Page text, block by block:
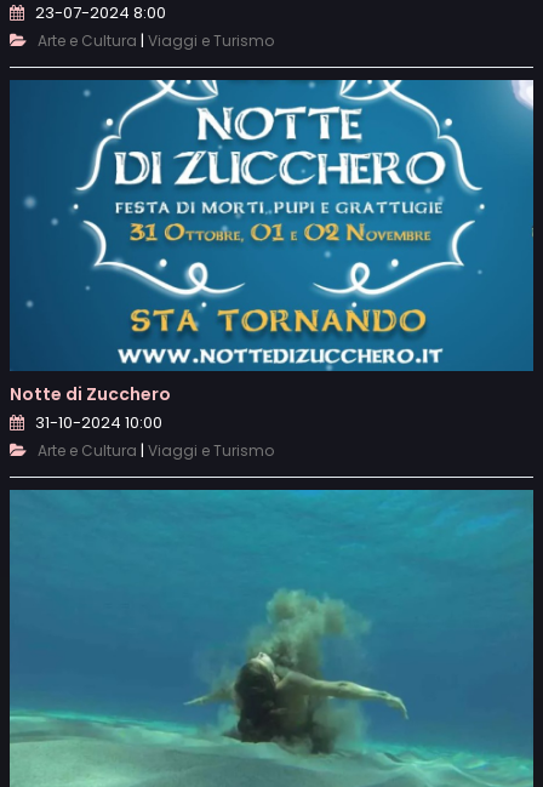
23-07-2024 8:00
Arte e Cultura | Viaggi e Turismo
Notte di Zucchero
31-10-2024 10:00
Arte e Cultura | Viaggi e Turismo